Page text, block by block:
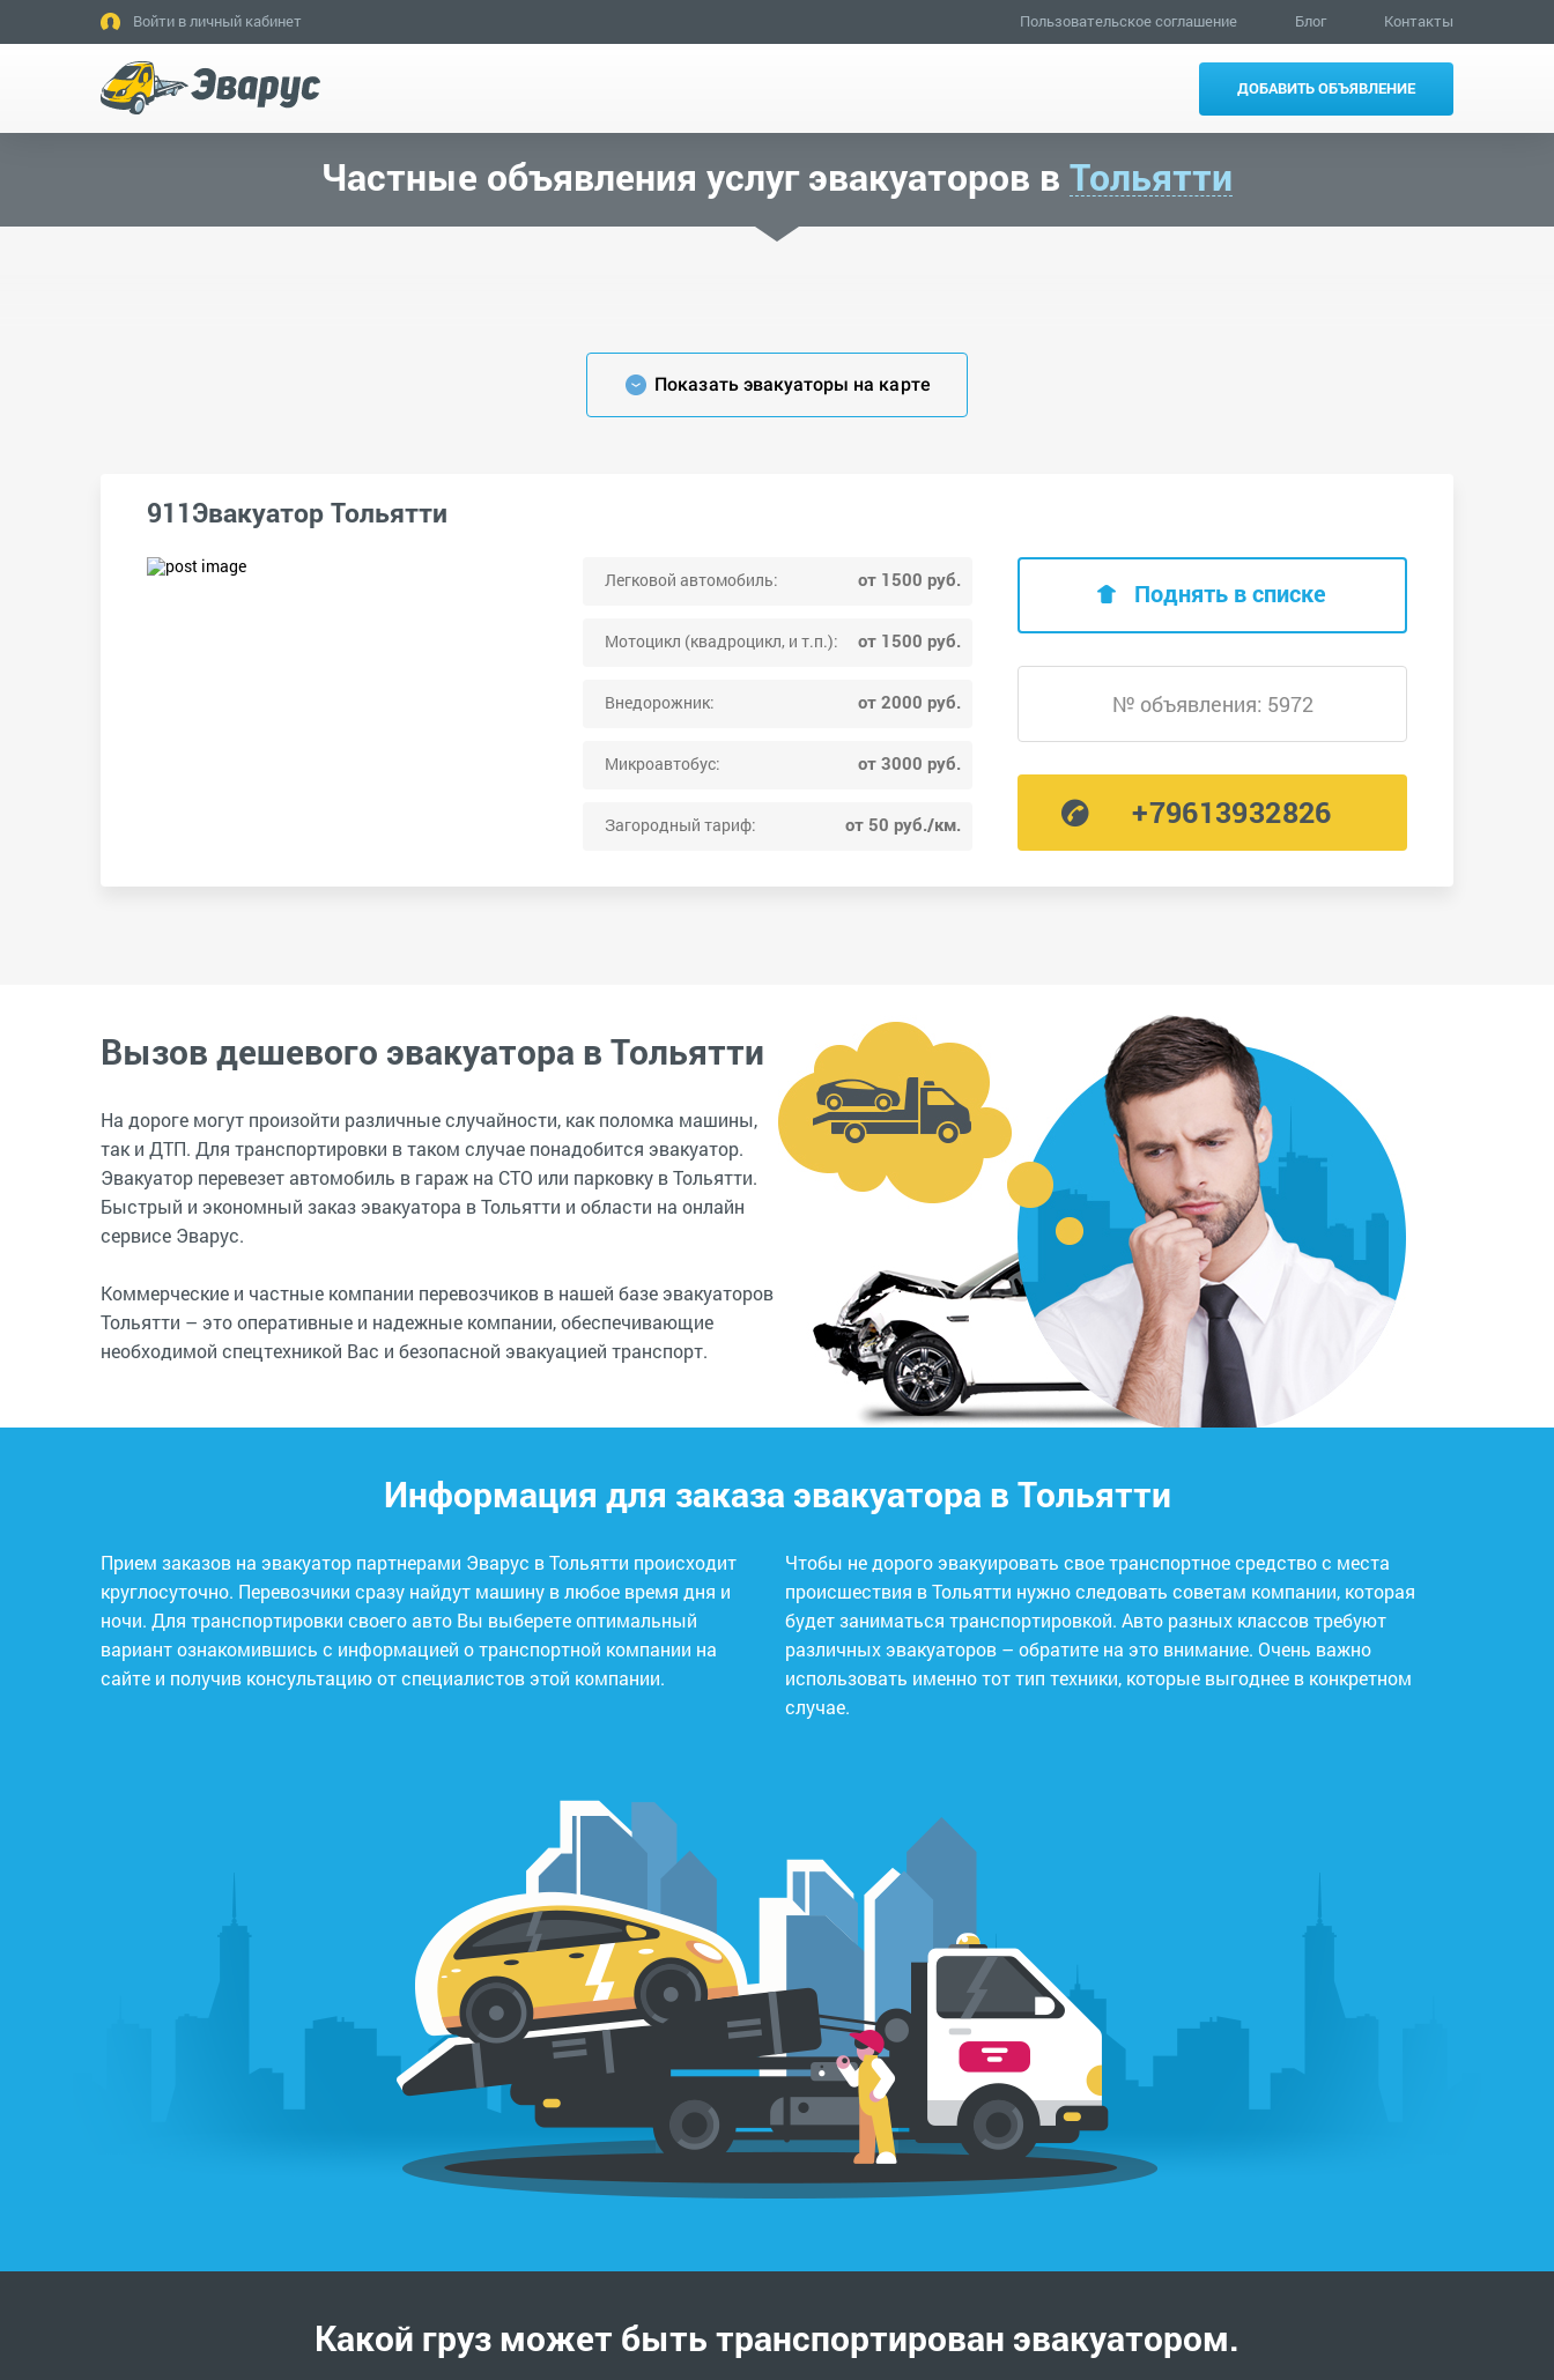
Войти в личный кабинет Пользовательское соглашение Блог Контакты
ДОБАВИТЬ ОБЪЯВЛЕНИЕ
Частные объявления услуг эвакуаторов в Тольятти
Показать эвакуаторы на карте
911Эвакуатор Тольятти
Легковой автомобиль: от 1500 руб.
Мотоцикл (квадроцикл, и т.п.): от 1500 руб.
Внедорожник: от 2000 руб.
Микроавтобус: от 3000 руб.
Загородный тариф: от 50 руб./км.
Поднять в списке
№ объявления: 5972
+79613932826
Вызов дешевого эвакуатора в Тольятти
На дороге могут произойти различные случайности, как поломка машины,
так и ДТП. Для транспортировки в таком случае понадобится эвакуатор.
Эвакуатор перевезет автомобиль в гараж на СТО или парковку в Тольятти.
Быстрый и экономный заказ эвакуатора в Тольятти и области на онлайн
сервисе Эварус.
Коммерческие и частные компании перевозчиков в нашей базе эвакуаторов
Тольятти – это оперативные и надежные компании, обеспечивающие
необходимой спецтехникой Вас и безопасной эвакуацией транспорт.
Информация для заказа эвакуатора в Тольятти
Прием заказов на эвакуатор партнерами Эварус в Тольятти происходит
круглосуточно. Перевозчики сразу найдут машину в любое время дня и
ночи. Для транспортировки своего авто Вы выберете оптимальный
вариант ознакомившись с информацией о транспортной компании на
сайте и получив консультацию от специалистов этой компании.
Чтобы не дорого эвакуировать свое транспортное средство с места
происшествия в Тольятти нужно следовать советам компании, которая
будет заниматься транспортировкой. Авто разных классов требуют
различных эвакуаторов – обратите на это внимание. Очень важно
использовать именно тот тип техники, которые выгоднее в конкретном
случае.
Какой груз может быть транспортирован эвакуатором.